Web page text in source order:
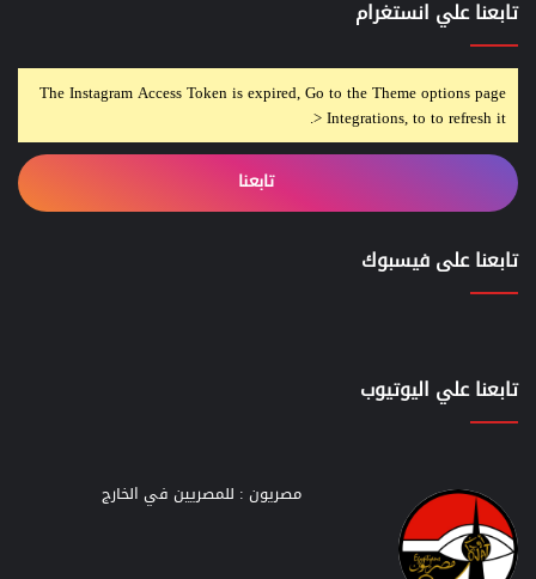
تابعنا علي انستغرام
The Instagram Access Token is expired, Go to the Theme options page
> Integrations, to to refresh it.
تابعنا
تابعنا على فيسبوك
تابعنا علي اليوتيوب
مصريون : للمصريين في الخارج